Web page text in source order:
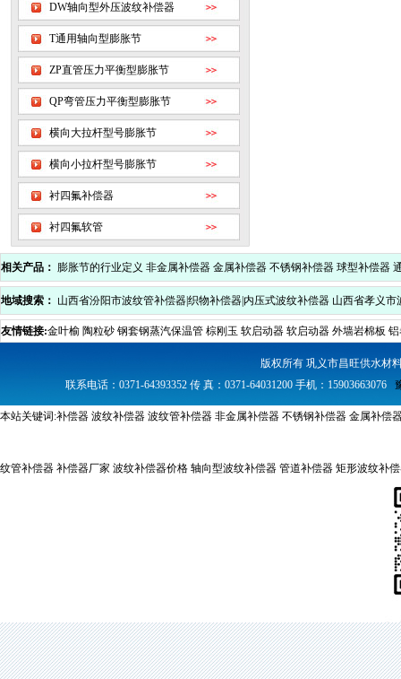
DW轴向型外压波纹补偿器
T通用轴向型膨胀节
ZP直管压力平衡型膨胀节
QP弯管压力平衡型膨胀节
横向大拉杆型号膨胀节
横向小拉杆型号膨胀节
衬四氟补偿器
衬四氟软管
相关产品： 膨胀节的行业定义 非金属补偿器 金属补偿器 不锈钢补偿器 球型补偿器
地域搜索： 山西省汾阳市波纹管补偿器|织物补偿器|内压式波纹补偿器 山西省孝义市
压式波纹补偿器 山西省中阳县波纹管补偿器|织物补偿器|内压式波纹补偿器 山西省方
器|内压式波纹补偿器 山西省兴县波纹管补偿器|织物补偿器|内压式波纹补偿器
友情链接:金叶榆 陶粒砂 钢套钢蒸汽保温管 棕刚玉 软启动器 软启动器 外墙岩棉板
版权所有 巩义市昌旺供水
联系电话：0371-64393352 传 真：0371-64031200 手机：15903663076
本站关键词:补偿器 波纹补偿器 波纹管补偿器 非金属补偿器 不锈钢补偿器 金属补偿
纹管补偿器 补偿器厂家 波纹补偿器价格 轴向型波纹补偿器 管道补偿器 矩形波纹补